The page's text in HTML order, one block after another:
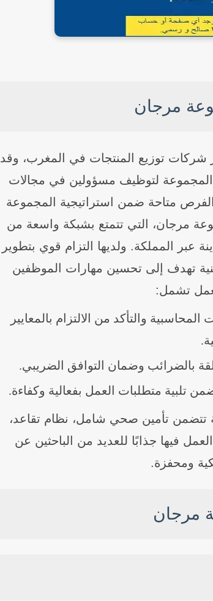
مرجان
شركات توزيع المنتجات في المغرب، وقد
وظائف جديدة لعام 2025. تسعى المجموعة لتوظيف مسؤولين في مجالات
الفرص متاحة ضمن استراتيجية المجموعة
مرجان، التي تتمتع بشبكة واسعة من
تجسد الروح المغربية، تضم 102 متجر في 28 مدينة عبر المملكة. ولديها التزام قوي بتطوير
تهدف إلى تحسين مهارات الموظفين
تشمل:
والتأكد من الالتزام بالمعايير
بالضرائب وضمان التوافق الضريبي.
تلبية متطلبات العمل بفعالية وكفاءة.
تتضمن تأمين صحي شامل، نظام تقاعد،
فيها جذابًا للعديد من الباحثين عن
ومحفزة.
مرجان